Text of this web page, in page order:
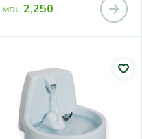
MDL 2,250